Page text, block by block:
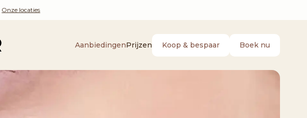
Onze locaties
AanbiedingenPrijzen Koop & bespaar Boek nu